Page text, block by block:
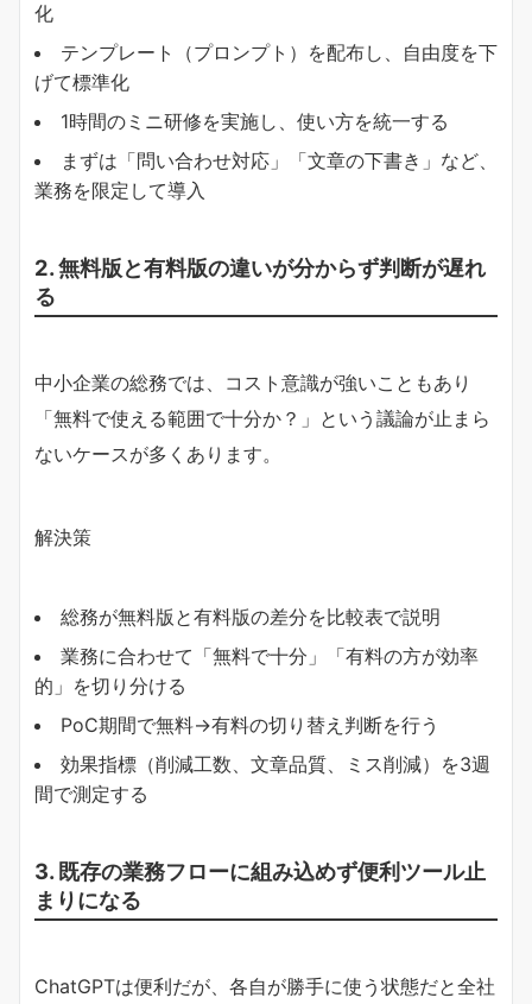
化
テンプレート（プロンプト）を配布し、自由度を下
げて標準化
1時間のミニ研修を実施し、使い方を統一する
まずは「問い合わせ対応」「文章の下書き」など、
業務を限定して導入
2. 無料版と有料版の違いが分からず判断が遅れ
る
中小企業の総務では、コスト意識が強いこともあり
「無料で使える範囲で十分か？」という議論が止まら
ないケースが多くあります。
解決策
総務が無料版と有料版の差分を比較表で説明
業務に合わせて「無料で十分」「有料の方が効率
的」を切り分ける
PoC期間で無料→有料の切り替え判断を行う
効果指標（削減工数、文章品質、ミス削減）を3週
間で測定する
3. 既存の業務フローに組み込めず便利ツール止
まりになる
ChatGPTは便利だが、各自が勝手に使う状態だと全社